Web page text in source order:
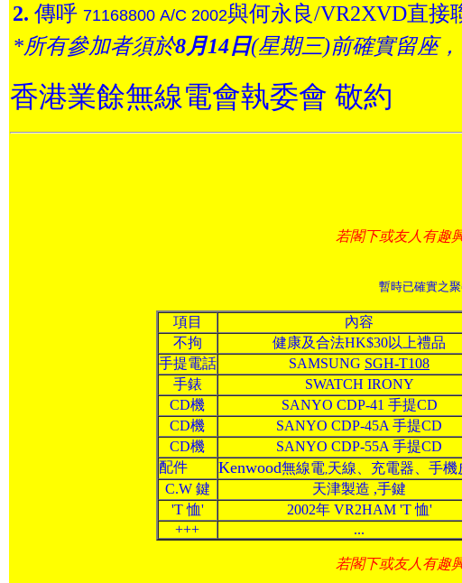
2. 傳呼 71168800 A/C 2002與何永良/VR2XVD直接
*所有參加者須於8月14日(星期三)前確實留座
香港業餘無線電會執委會 敬約
若閣下或友人有趣
暫時已確實之
項目 內容
不拘
健康及合法HK$30以上禮品
手提電話
SAMSUNG SGH-T108
手錶
SWATCH IRONY
CD機
SANYO CDP-41 手提CD
CD機
SANYO CDP-45A 手提CD
CD機
SANYO CDP-55A 手提CD
配件
Kenwood無線電,天線、充電器、手機
C.W 鍵
天津製造 ,手鍵
'T 恤'
2002年 VR2HAM 'T 恤'
+++
...
若閣下或友人有趣